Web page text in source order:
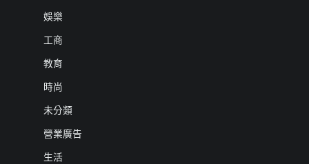
娛樂
工商
教育
時尚
未分類
營業廣告
生活